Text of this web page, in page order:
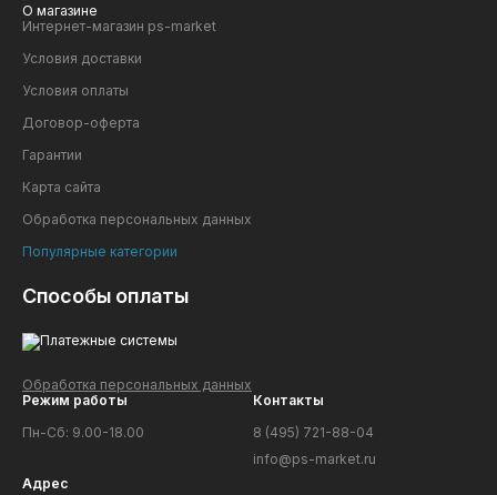
О магазине
Интернет-магазин ps-market
Условия доставки
Условия оплаты
Договор-оферта
Гарантии
Карта сайта
Обработка персональных данных
Популярные категории
Способы оплаты
Обработка персональных данных
Режим работы
Пн-Сб: 9.00-18.00
Контакты
8 (495) 721-88-04
info@ps-market.ru
Адрес